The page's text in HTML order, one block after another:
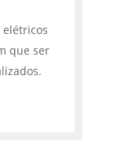
elétricos
que ser